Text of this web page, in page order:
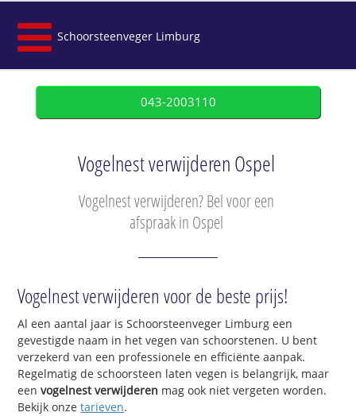
Schoorsteenveger Limburg
043-2003110
Vogelnest verwijderen Ospel
Vogelnest verwijderen? Bel voor een
afspraak in Ospel
Vogelnest verwijderen voor de beste prijs!
Al een aantal jaar is Schoorsteenveger Limburg een
gevestigde naam in het vegen van schoorstenen. U bent
verzekerd van een professionele en efficiënte aanpak.
Regelmatig de schoorsteen laten vegen is belangrijk, maar
eenvogelnest verwijderen mag ook niet vergeten worden.
Bekijk onzetarieven.